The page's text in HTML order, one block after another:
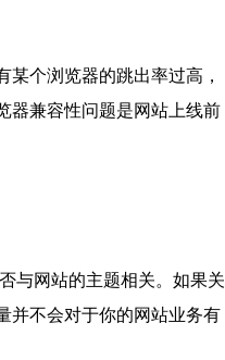
个浏览器的跳出率过高，
器兼容性问题是网站上线前
与网站的主题相关。如果关
并不会对于你的网站业务有